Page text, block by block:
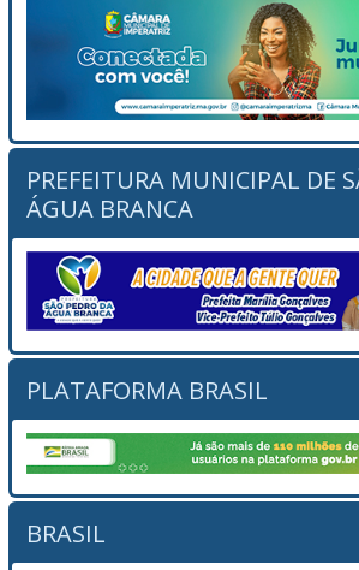
PREFEITURA MUNICIPAL DE
ÁGUA BRANCA
PLATAFORMA BRASIL
BRASIL